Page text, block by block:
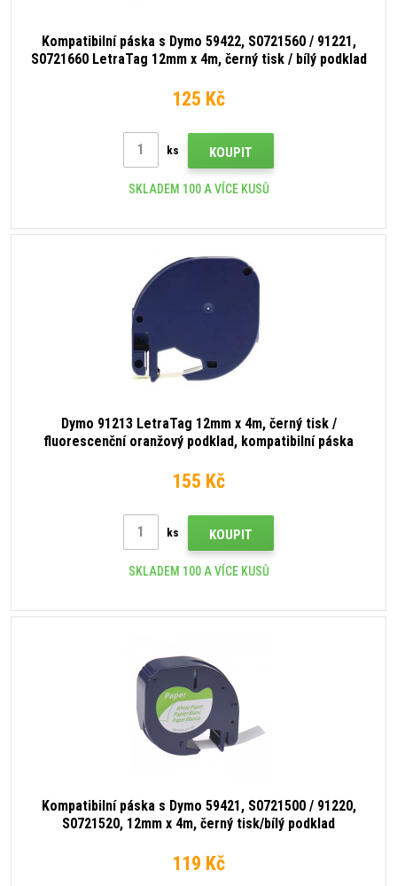
Kompatibilní páska s Dymo 59422, S0721560 / 91221,
S0721660 LetraTag 12mm x 4m, černý tisk / bílý podklad
125 Kč
ks KOUPIT
SKLADEM 100 A VÍCE KUSŮ
Dymo 91213 LetraTag 12mm x 4m, černý tisk /
fluorescenční oranžový podklad, kompatibilní páska
155 Kč
ks KOUPIT
SKLADEM 100 A VÍCE KUSŮ
Kompatibilní páska s Dymo 59421, S0721500 / 91220,
S0721520, 12mm x 4m, černý tisk/bílý podklad
119 Kč